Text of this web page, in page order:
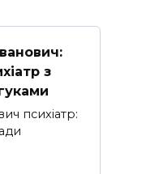
з
психіатр: